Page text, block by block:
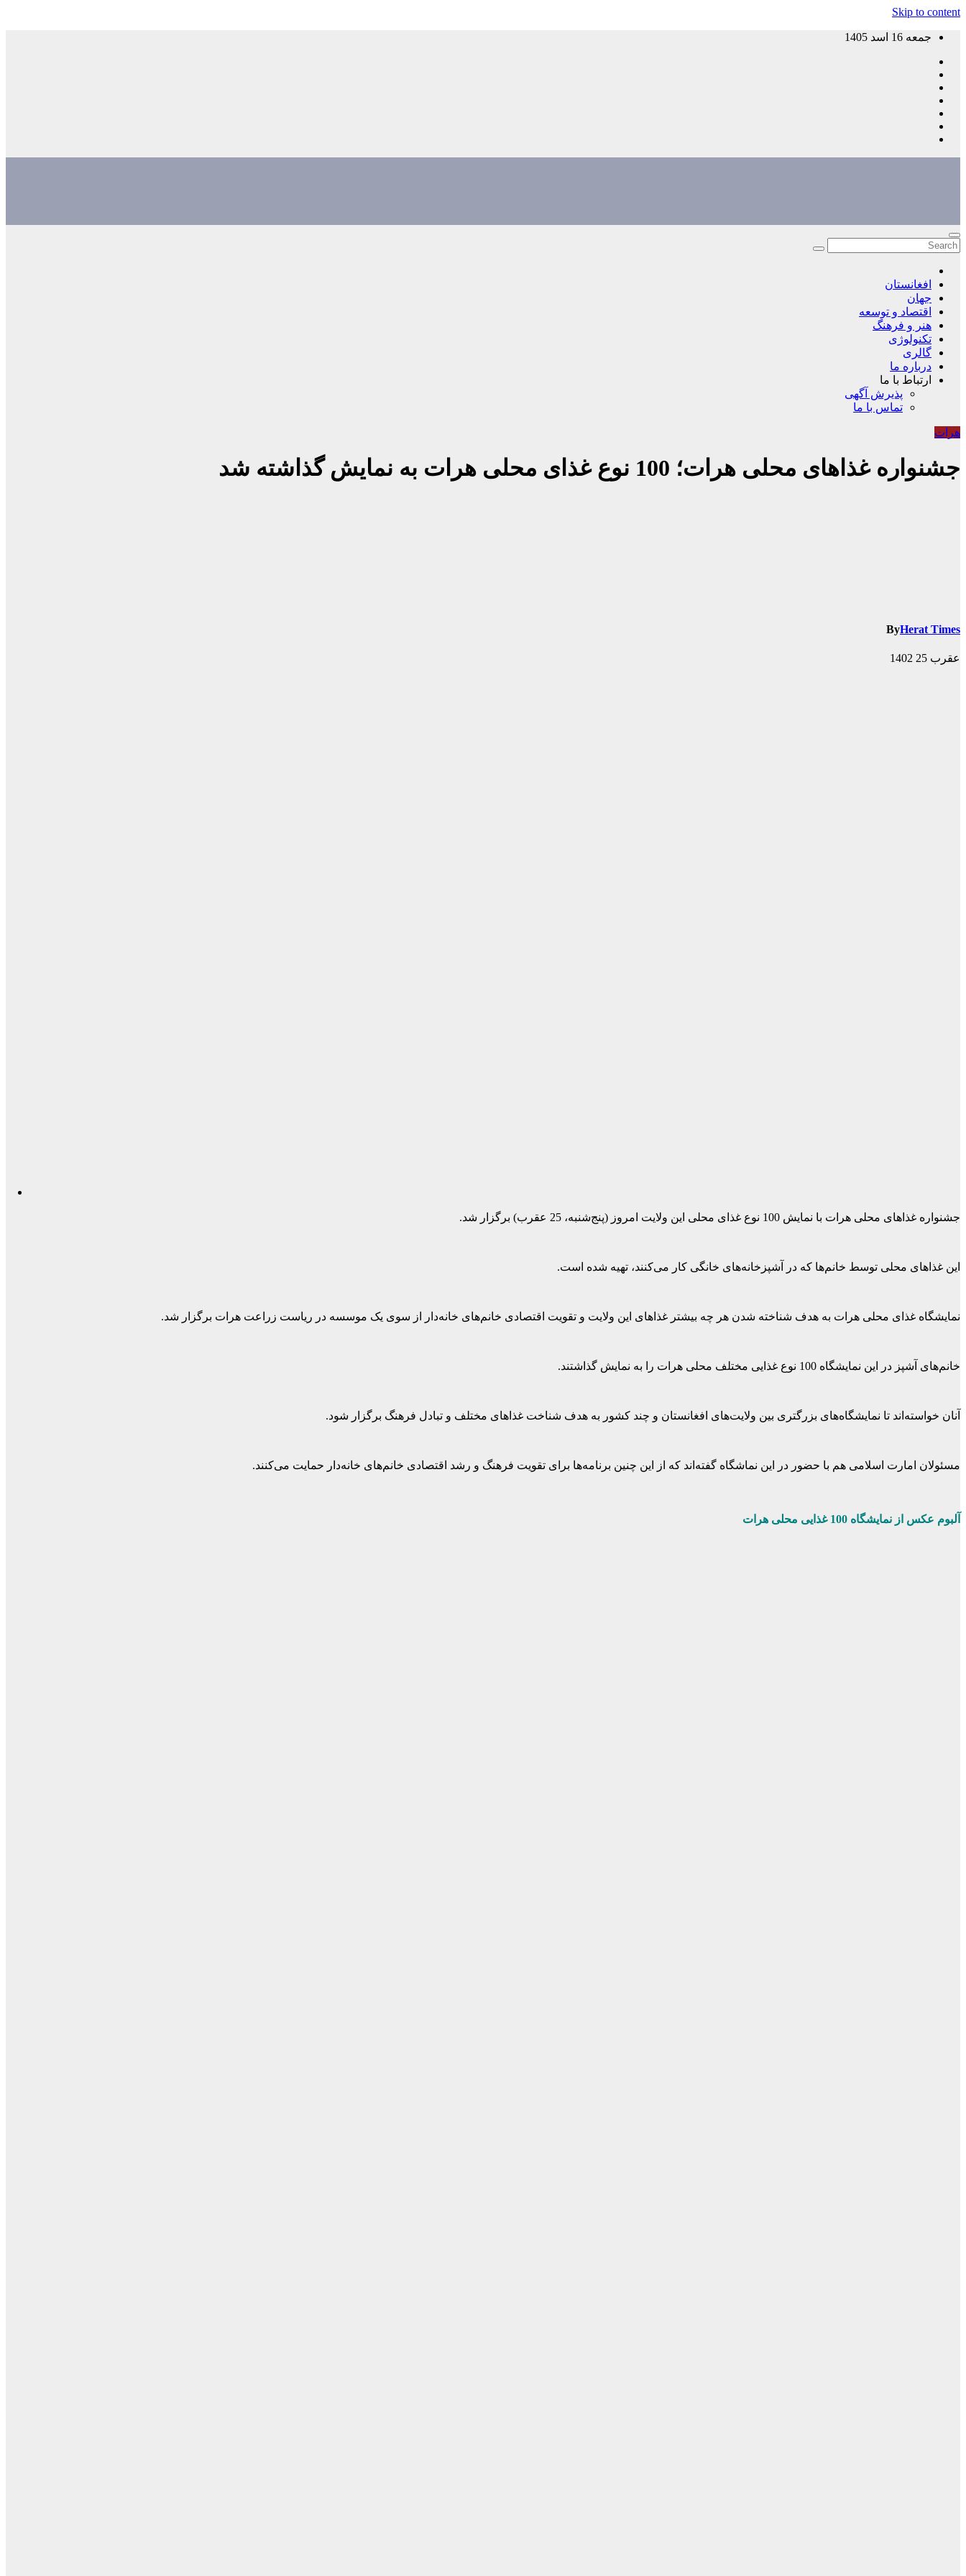
Skip to content
جمعه 16 اسد 1405
افغانستان
جهان
اقتصاد و توسعه
هنر و فرهنگ
تکنولوژی
گالری
درباره ما
ارتباط با ما
پذیرش آگهی
تماس با ما
هرات
جشنواره غذاهای محلی هرات؛ 100 نوع غذای محلی هرات به نمایش گذاشته شد
ByHerat Times
عقرب 25 1402
جشنواره غذاهای محلی هرات با نمایش 100 نوع غذای محلی این ولایت امروز (پنج‌شنبه، 25 عقرب) برگزار شد.
این غذاهای محلی توسط خانم‌ها که در آشپزخانه‌های خانگی کار می‌کنند، تهیه شده است.
نمایشگاه غذای محلی هرات به هدف شناخته شدن هر چه بیشتر غذاهای این ولایت و تقویت اقتصادی خانم‌های خانه‌دار از سوی یک موسسه در ریاست زراعت هرات برگزار شد.
خانم‌های آشپز در این نمایشگاه 100 نوع غذایی مختلف محلی هرات را به نمایش گذاشتند.
آنان خواسته‌اند تا نمایشگاه‌های بزرگتری بین ولایت‌های افغانستان و چند کشور به هدف شناخت غذاهای مختلف و تبادل فرهنگ برگزار شود.
مسئولان امارت اسلامی هم با حضور در این نماشگاه گفته‌اند که از این چنین برنامه‌ها برای تقویت فرهنگ و رشد اقتصادی خانم‌های خانه‌دار حمایت می‌کنند.
آلبوم عکس از نمایشگاه 100 غذایی محلی هرات